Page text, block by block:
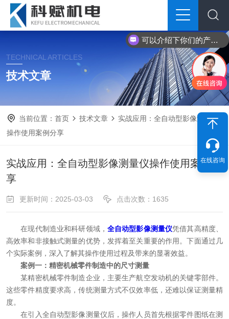
可以介绍下你们的产品么？
TECHNICAL ARTICLES
技术文章
当前位置：首页 技术文章
实战应用：全自动型影像测量仪
操作使用案例分享
实战应用：全自动型影像测量仪操作使用案例分
享
更新时间：2025-03-03 点击次数：1635
在现代制造业和科研领域， 全自动型影像测量仪凭借其高精度、
高效率和非接触式测量的优势，发挥着至关重要的作用。下面通过几
个实际案例，深入了解其操作使用过程及带来的显著效益。
案例一：精密机械零件制造中的尺寸测量
某精密机械零件制造企业，主要生产航空发动机的关键零部件。
这些零件精度要求高，传统测量方式不仅效率低，还难以保证测量精
度。
在引入全自动型影像测量仪后，操作人员首先根据零件图纸在测
在线咨询